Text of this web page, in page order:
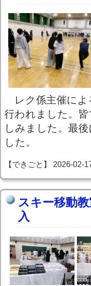
レク係主催によ
行われました。
しみました。最
した。
【できごと】 2026-02-
スキー移動
入